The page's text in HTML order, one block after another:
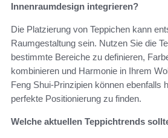
Innenraumdesign integrieren?
Die Platzierung von Teppichen kann
Raumgestaltung sein. Nutzen Sie die
bestimmte Bereiche zu definieren,
kombinieren und Harmonie in Ihrem
Feng Shui-Prinzipien können ebenfalls
perfekte Positionierung zu finden.
Welche aktuellen Teppichtrends